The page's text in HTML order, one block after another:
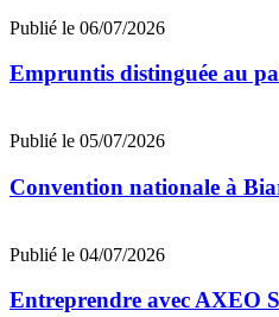
Publié le 06/07/2026
Empruntis distinguée au
Publié le 05/07/2026
Convention nationale à
Publié le 04/07/2026
Entreprendre avec AXEO